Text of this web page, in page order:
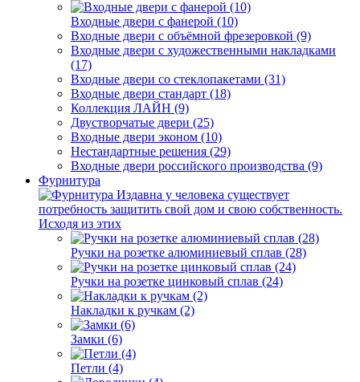
Входные двери с фанерой (10)
Входные двери с объёмной фрезеровкой (9)
Входные двери с художественными накладками
(17)
Входные двери со стеклопакетами (31)
Входные двери стандарт (18)
Коллекция ЛАЙН (9)
Двустворчатые двери (25)
Входные двери эконом (10)
Нестандартные решения (29)
Входные двери российского производства (9)
Фурнитура
Издавна у человека существует
потребность защитить свой дом и свою собственность.
Исходя из этих
Ручки на розетке алюминиевый сплав (28)
Ручки на розетке цинковый сплав (24)
Накладки к ручкам (2)
Замки (6)
Петли (4)